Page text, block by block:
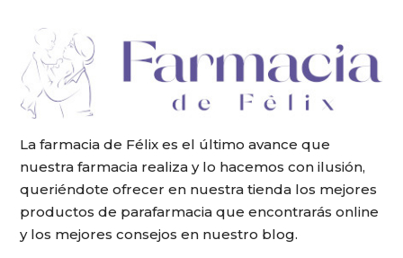
La farmacia de Félix es el último avance que
nuestra farmacia realiza y lo hacemos con ilusión,
queriéndote ofrecer en nuestra tienda los mejores
productos de parafarmacia que encontrarás online
y los mejores consejos en nuestro blog.